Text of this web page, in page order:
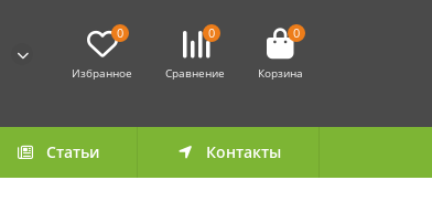
0
Избранное
0
Сравнение
0
Корзина
Статьи Контакты